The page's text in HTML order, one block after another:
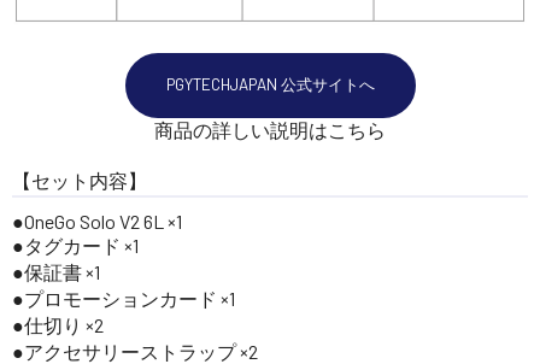
PGYTECHJAPAN 公式サイトへ
商品の詳しい説明はこちら
【セット内容】
OneGo Solo V2 6L ×1
タグカード ×1
保証書 ×1
プロモーションカード ×1
仕切り ×2
アクセサリーストラップ ×2